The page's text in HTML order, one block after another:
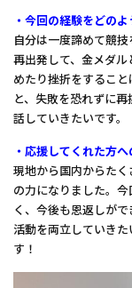
・今回の経験をどの
自分は一度諦めて競
再出発して、金メダ
めたり挫折をするこ
と、失敗を恐れずに
話していきたいです。
・応援してくれた方
現地から国内からた
の力になりました。
く、今後も恩返しが
活動を両立していき
す！